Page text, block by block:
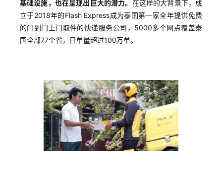
基础设施，也在呈现出巨大的潜力。 在这样的大背景下，成
立于2018年的Flash Express成为泰国第一家全年提供免费
的门到门上门取件的快递服务公司，5000多个网点覆盖泰
国全部77个省，日单量超过100万单。